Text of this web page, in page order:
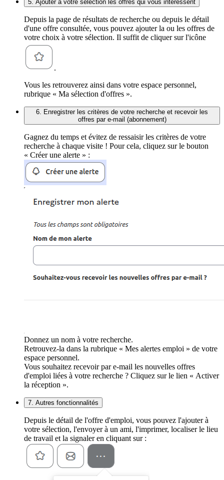
5. Ajouter à votre sélection les offres qui vous intéressent
Depuis la page de résultats de recherche ou depuis le détail
d'une offre consultée, vous pouvez ajouter la ou les offres de
votre choix à votre sélection. Il suffit de cliquer sur l'icône
.
Vous les retrouverez ainsi dans votre espace personnel,
rubrique « Ma sélection d'offres ».
6. Enregistrer les critères de votre recherche et recevoir les
offres par e-mail (abonnement)
Gagnez du temps et évitez de ressaisir les critères de votre
recherche à chaque visite ! Pour cela, cliquez sur le bouton
« Créer une alerte » :
Donnez un nom à votre recherche.
Retrouvez-la dans la rubrique « Mes alertes emploi » de votre
espace personnel.
Vous souhaitez recevoir par e-mail les nouvelles offres
d'emploi liées à votre recherche ? Cliquez sur le lien « Activer
la réception ».
7. Autres fonctionnalités
Depuis le détail de l'offre d'emploi, vous pouvez l'ajouter à
votre sélection, l'envoyer à un ami, l'imprimer, localiser le lieu
de travail et la signaler en cliquant sur :